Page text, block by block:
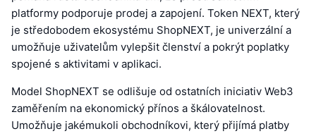
platformy podporuje prodej a zapojení. Token NEXT, který
je středobodem ekosystému ShopNEXT, je univerzální a
umožňuje uživatelům vylepšit členství a pokrýt poplatky
spojené s aktivitami v aplikaci.
Model ShopNEXT se odlišuje od ostatních iniciativ Web3
zaměřením na ekonomický přínos a škálovatelnost.
Umožňuje jakémukoli obchodníkovi, který přijímá platby